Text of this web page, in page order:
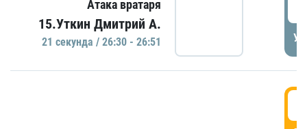
Атака вратаря
15.Уткин Дмитрий А.
21 секундa / 26:30 - 26:51